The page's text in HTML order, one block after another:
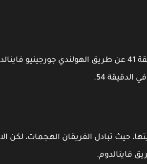
تقدم الاتفاق بهدف في الدقيقة 41 عن طريق
الدقيقة 54.
حيث تبادل الفريقان الهجمات، لكن
فاينالدوم.